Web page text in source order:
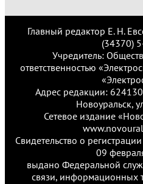
Главный редактор Е. Н.
(34370)
Учредитель:
ответственностью
Адрес редакции:
Новоуральск,
Сетевое издание
Свидетельство о
09
выдано Федеральной
связи, информационных